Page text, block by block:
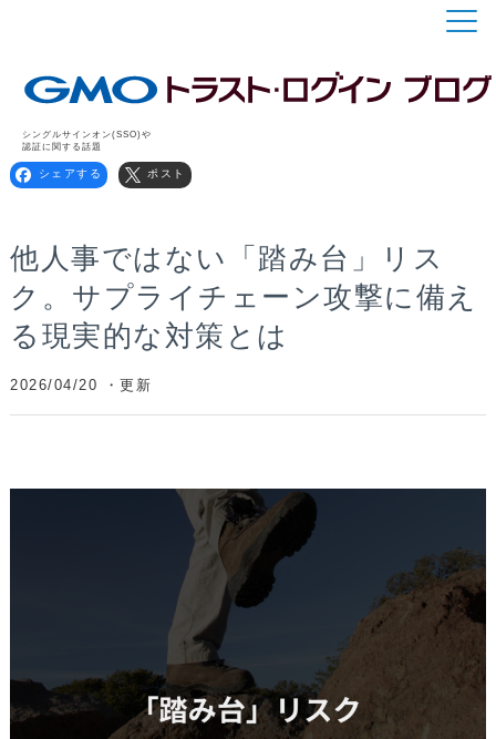
シングルサインオン(SSO)や
認証に関する話題
シェアする ポスト
他人事ではない「踏み台」リス
ク。サプライチェーン攻撃に備え
る現実的な対策とは
2026/04/20